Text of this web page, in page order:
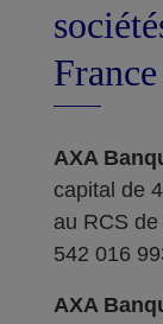
France
AXA
capital de
au RCS
542 016
AXA